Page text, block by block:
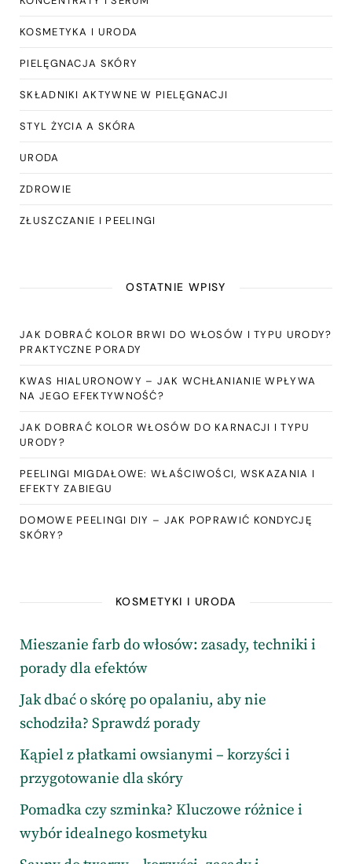
KOSMETYKA I URODA
PIELĘGNACJA SKÓRY
SKŁADNIKI AKTYWNE W PIELĘGNACJI
STYL ŻYCIA A SKÓRA
URODA
ZDROWIE
ZŁUSZCZANIE I PEELINGI
OSTATNIE WPISY
JAK DOBRAĆ KOLOR BRWI DO WŁOSÓW I TYPU URODY?
PRAKTYCZNE PORADY
KWAS HIALURONOWY – JAK WCHŁANIANIE WPŁYWA
NA JEGO EFEKTYWNOŚĆ?
JAK DOBRAĆ KOLOR WŁOSÓW DO KARNACJI I TYPU
URODY?
PEELINGI MIGDAŁOWE: WŁAŚCIWOŚCI, WSKAZANIA I
EFEKTY ZABIEGU
DOMOWE PEELINGI DIY – JAK POPRAWIĆ KONDYCJĘ
SKÓRY?
KOSMETYKI I URODA
Mieszanie farb do włosów: zasady, techniki i
porady dla efektów
Jak dbać o skórę po opalaniu, aby nie
schodziła? Sprawdź porady
Kąpiel z płatkami owsianymi – korzyści i
przygotowanie dla skóry
Pomadka czy szminka? Kluczowe różnice i
wybór idealnego kosmetyku